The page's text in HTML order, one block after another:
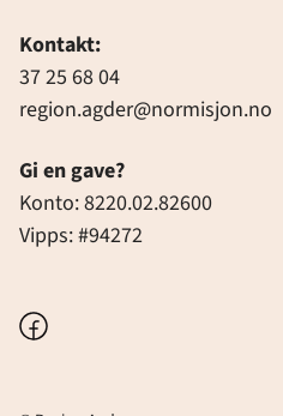
Kontakt:
37 25 68 04
region.agder@normisjon.no
Gi en gave?
Konto: 8220.02.82600
Vipps: #94272
Facebook